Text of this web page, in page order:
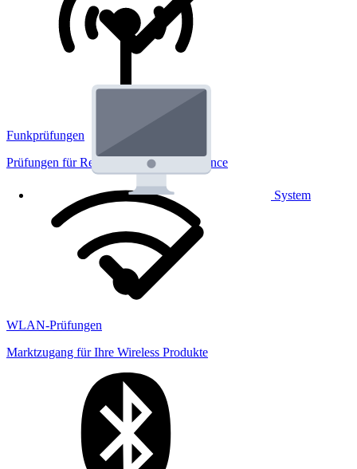
System
Funkprüfungen
Prüfungen für Regulatorik und Performance
WLAN-Prüfungen
Marktzugang für Ihre Wireless Produkte